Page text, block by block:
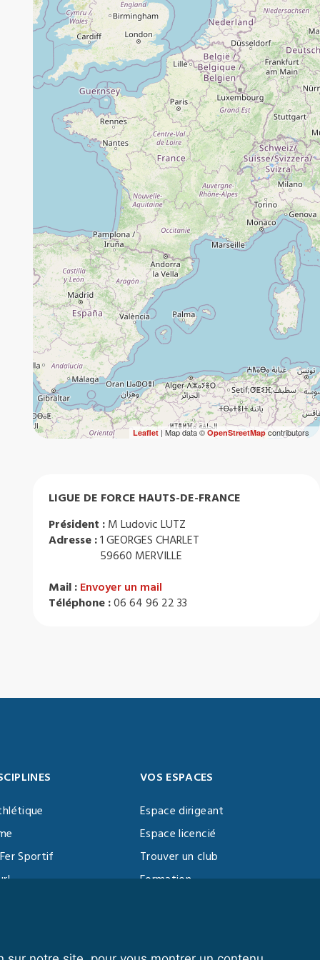
Leaflet| Map data ©OpenStreetMapcontributors
LIGUE DE FORCE HAUTS-DE-FRANCE
Président : M Ludovic LUTZ
Adresse :1 GEORGES CHARLET
59660 MERVILLE
Mail : Envoyer un mail
Téléphone :06 64 96 22 33
Sportif
VOS ESPACES
Espace dirigeant
Espace licencié
Trouver un club
Formation